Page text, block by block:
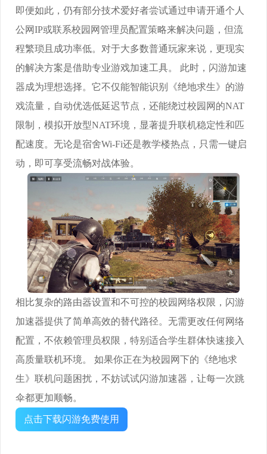
即便如此，仍有部分技术爱好者尝试通过申请开通个人
公网IP或联系校园网管理员配置策略来解决问题，但流
程繁琐且成功率低。对于大多数普通玩家来说，更现实
的解决方案是借助专业游戏加速工具。 此时，闪游加速
器成为理想选择。它不仅能智能识别《绝地求生》的游
戏流量，自动优选低延迟节点，还能绕过校园网的NAT
限制，模拟开放型NAT环境，显著提升联机稳定性和匹
配速度。无论是宿舍Wi-Fi还是教学楼热点，只需一键启
动，即可享受流畅对战体验。
相比复杂的路由器设置和不可控的校园网络权限，闪游
加速器提供了简单高效的替代路径。无需更改任何网络
配置，不依赖管理员权限，特别适合学生群体快速接入
高质量联机环境。 如果你正在为校园网下的《绝地求
生》联机问题困扰，不妨试试闪游加速器，让每一次跳
伞都更加顺畅。
点击下载闪游免费使用